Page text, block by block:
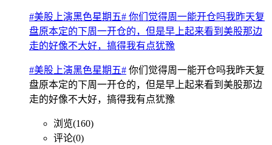
#美股上演黑色星期五# 你们觉得周一能开仓吗我昨天复
盘原本定的下周一开仓的，但是早上起来看到美股那边
走的好像不大好，搞得我有点犹豫
#美股上演黑色星期五# 你们觉得周一能开仓吗我昨天复
盘原本定的下周一开仓的，但是早上起来看到美股那边
走的好像不大好，搞得我有点犹豫
浏览(160)
评论(0)